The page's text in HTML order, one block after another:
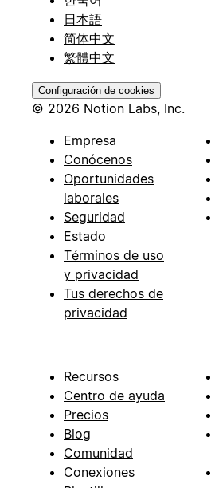
日本語
简体中文
繁體中文
Configuración de cookies
© 2026 Notion Labs, Inc.
Empresa
Conócenos
Oportunidades
laborales
Seguridad
Estado
Términos de uso
y privacidad
Tus derechos de
privacidad
Recursos
Centro de ayuda
Precios
Blog
Comunidad
Conexiones